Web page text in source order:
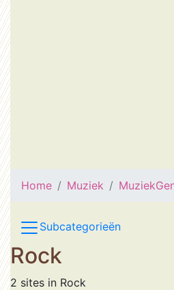
Home Muziek
Subcategorieën
Rock
2 sites in Rock